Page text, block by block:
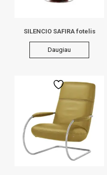
SILENCIO SAFIRA fotelis
Daugiau